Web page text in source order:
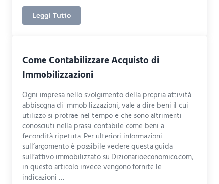
Leggi TuttoAnalisi Tecnica – Chande Momentum Oscillator
Come Contabilizzare Acquisto di
Immobilizzazioni
Ogni impresa nello svolgimento della propria attività
abbisogna di immobilizzazioni, vale a dire beni il cui
utilizzo si protrae nel tempo e che sono altrimenti
conosciuti nella prassi contabile come beni a
fecondità ripetuta. Per ulteriori informazioni
sull’argomento è possibile vedere questa guida
sull’attivo immobilizzato su Dizionarioeconomico.com,
in questo articolo invece vengono fornite le
indicazioni …